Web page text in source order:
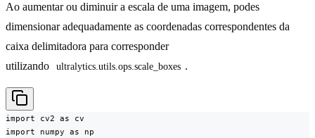
Ao aumentar ou diminuir a escala de uma imagem, podes
dimensionar adequadamente as coordenadas correspondentes da
caixa delimitadora para corresponder
utilizando
ultralytics.utils.ops.scale_boxes .
import cv2 as cv
import numpy as np